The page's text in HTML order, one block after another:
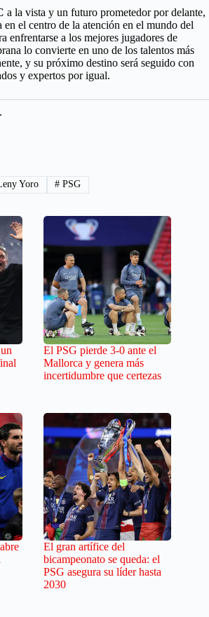
a la vista y un futuro prometedor por delante,
en el centro de la atención en el mundo del
enfrentarse a los mejores jugadores de
lo convierte en uno de los talentos más
y su próximo destino será seguido con
y expertos por igual.
Yoro # PSG
El PSG pierde 3-0 ante el
Mallorca y genera más
incertidumbre que certezas
El gran artífice del
bicampeonato se queda: el
PSG asegura su líder hasta
2030